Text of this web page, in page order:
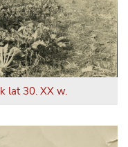
lat 30. XX w.